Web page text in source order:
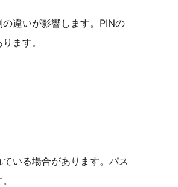
違いが影響します。PINの
ます。
いる場合があります。パス